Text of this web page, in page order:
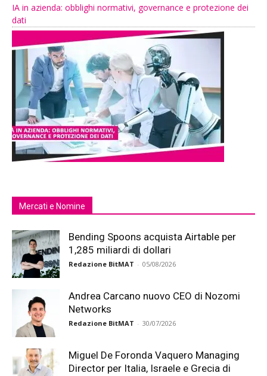
IA in azienda: obblighi normativi, governance e protezione dei
dati
Mercati e Nomine
Bending Spoons acquista Airtable per
1,285 miliardi di dollari
Redazione BitMAT - 05/08/2026
Andrea Carcano nuovo CEO di Nozomi
Networks
Redazione BitMAT - 30/07/2026
Miguel De Foronda Vaquero Managing
Director per Italia, Israele e Grecia di